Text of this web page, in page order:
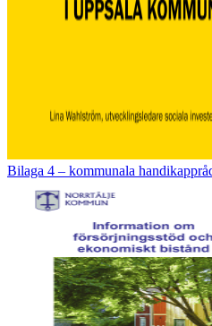
Bilaga 4 – kommunala